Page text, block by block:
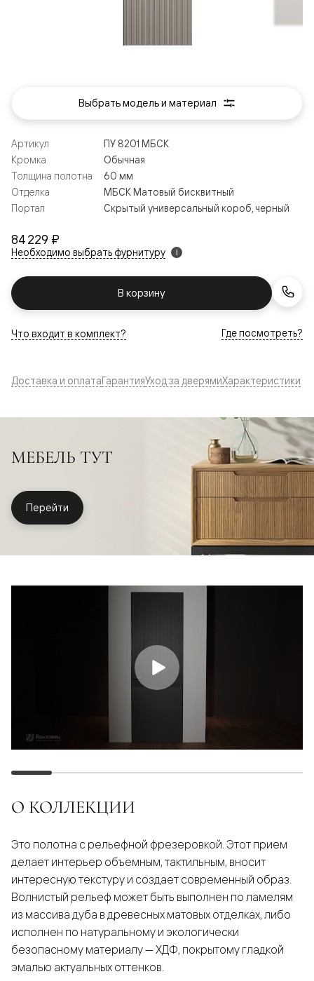
84 229 ₽
Необходимо выбрать фурнитуру i
В корзину
Артикул
ПУ 8201 МБСК
Кромка
Обычная
Толщина полотна
60 мм
Отделка
МБСК Матовый бисквитный
Портал
Скрытый универсальный короб, черный
Что входит в комплект? Где посмотреть?
Выбрать модель и материал
Доставка и оплатаГарантияУход за дверямиХарактеристики
МЕБЕЛЬ ТУТ
Перейти
О КОЛЛЕКЦИИ
Это полотна с рельефной фрезеровкой. Этот прием
делает интерьер объемным, тактильным, вносит
интересную текстуру и создает современный образ.
Волнистый рельеф может быть выполнен по ламелям
из массива дуба в древесных матовых отделках, либо
исполнен по натуральному и экологически
безопасному материалу — ХДФ, покрытому гладкой
эмалью актуальных оттенков.